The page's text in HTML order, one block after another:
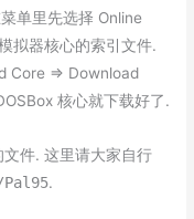
单里先选择 Online
拟器核心的索引文件.
Core => Download
核心就下载好了.
件. 这里请大家自行
.